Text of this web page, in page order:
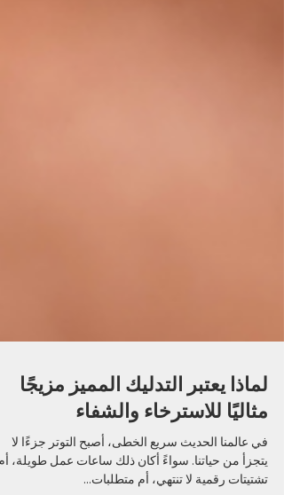
لماذا يعتبر التدليك المميز مزيجًا
مثاليًا للاسترخاء والشفاء
في عالمنا الحديث سريع الخطى، أصبح التوتر جزءًا لا
يتجزأ من حياتنا. سواءً أكان ذلك ساعات عمل طويلة،